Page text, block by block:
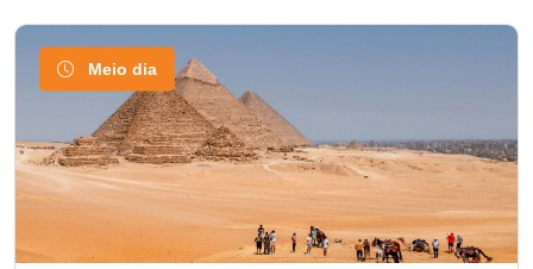
Meio dia